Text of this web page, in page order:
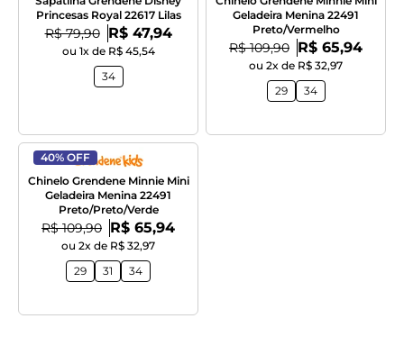
Princesas Royal 22617 Lilas
De:
R$ 79,90 Por:
R$ 47,94
ou 1x de R$ 45,54
34
Geladeira Menina 22491
Preto/Vermelho
De:
R$ 109,90 Por:
R$ 65,94
ou 2x de R$ 32,97
29
34
40% OFF
Chinelo Grendene Minnie Mini
Geladeira Menina 22491
Preto/Preto/Verde
De:
R$ 109,90 Por:
R$ 65,94
ou 2x de R$ 32,97
29
31 34